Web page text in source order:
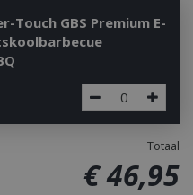
Touch GBS Premium E-
Totaal
€46,95